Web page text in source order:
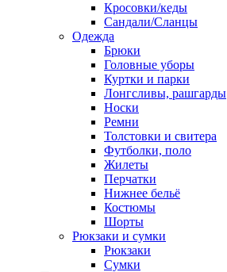
Кросовки/кеды
Сандали/Сланцы
Одежда
Брюки
Головные уборы
Куртки и парки
Лонгсливы, рашгарды
Носки
Ремни
Толстовки и свитера
Футболки, поло
Жилеты
Перчатки
Нижнее бельё
Костюмы
Шорты
Рюкзаки и сумки
Рюкзаки
Сумки